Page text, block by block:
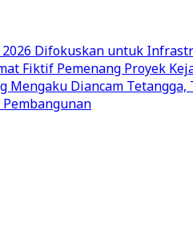
2026 Difokuskan untuk
Fiktif Pemenang Proyek
Mengaku Diancam